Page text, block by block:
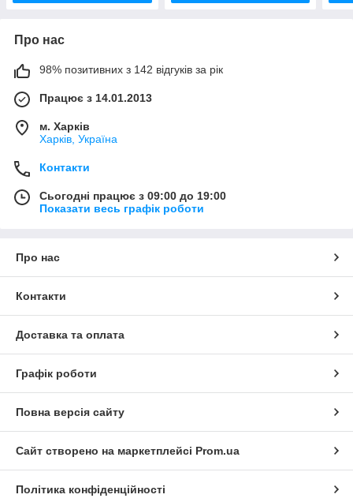
Про нас
98% позитивних з 142 відгуків за рік
Працює з 14.01.2013
м. Харків
Харків, Україна
Контакти
Сьогодні працює з 09:00 до 19:00
Показати весь графік роботи
Про нас
Контакти
Доставка та оплата
Графік роботи
Повна версія сайту
Сайт створено на маркетплейсі Prom.ua
Політика конфіденційності